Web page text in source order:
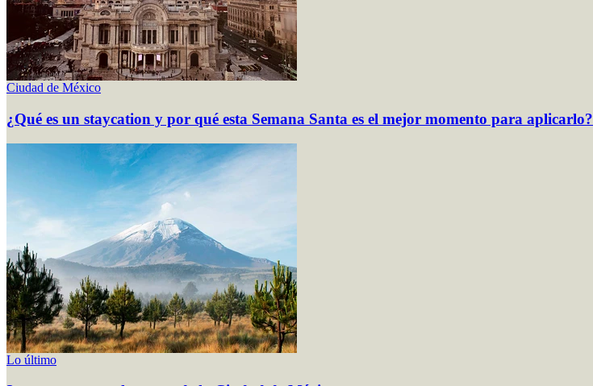
Ciudad de México
¿Qué es un staycation y por qué esta Semana Santa es el mejor momento para aplicarlo?
Lo último